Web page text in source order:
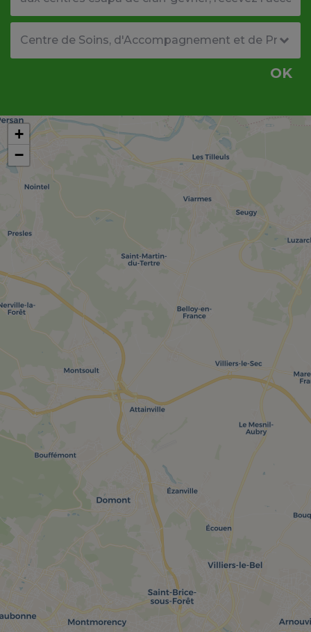
OK
+
−